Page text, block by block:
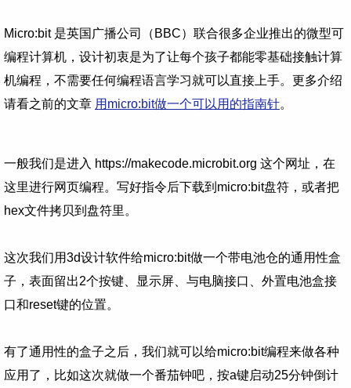
Micro:bit 是英国广播公司（BBC）联合很多企业推出的微型可
编程计算机，设计初衷是为了让每个孩子都能零基础接触计算
机编程，不需要任何编程语言学习就可以直接上手。更多介绍
请看之前的文章 用micro:bit做一个可以用的指南针。
一般我们是进入 https://makecode.microbit.org 这个网址，在
这里进行网页编程。写好指令后下载到micro:bit盘符，或者把
hex文件拷贝到盘符里。
这次我们用3d设计软件给micro:bit做一个带电池仓的通用性盒
子，表面留出2个按键、显示屏、与电脑接口、外置电池盒接
口和reset键的位置。
有了通用性的盒子之后，我们就可以给micro:bit编程来做各种
应用了，比如这次就做一个番茄钟吧，按a键启动25分钟倒计